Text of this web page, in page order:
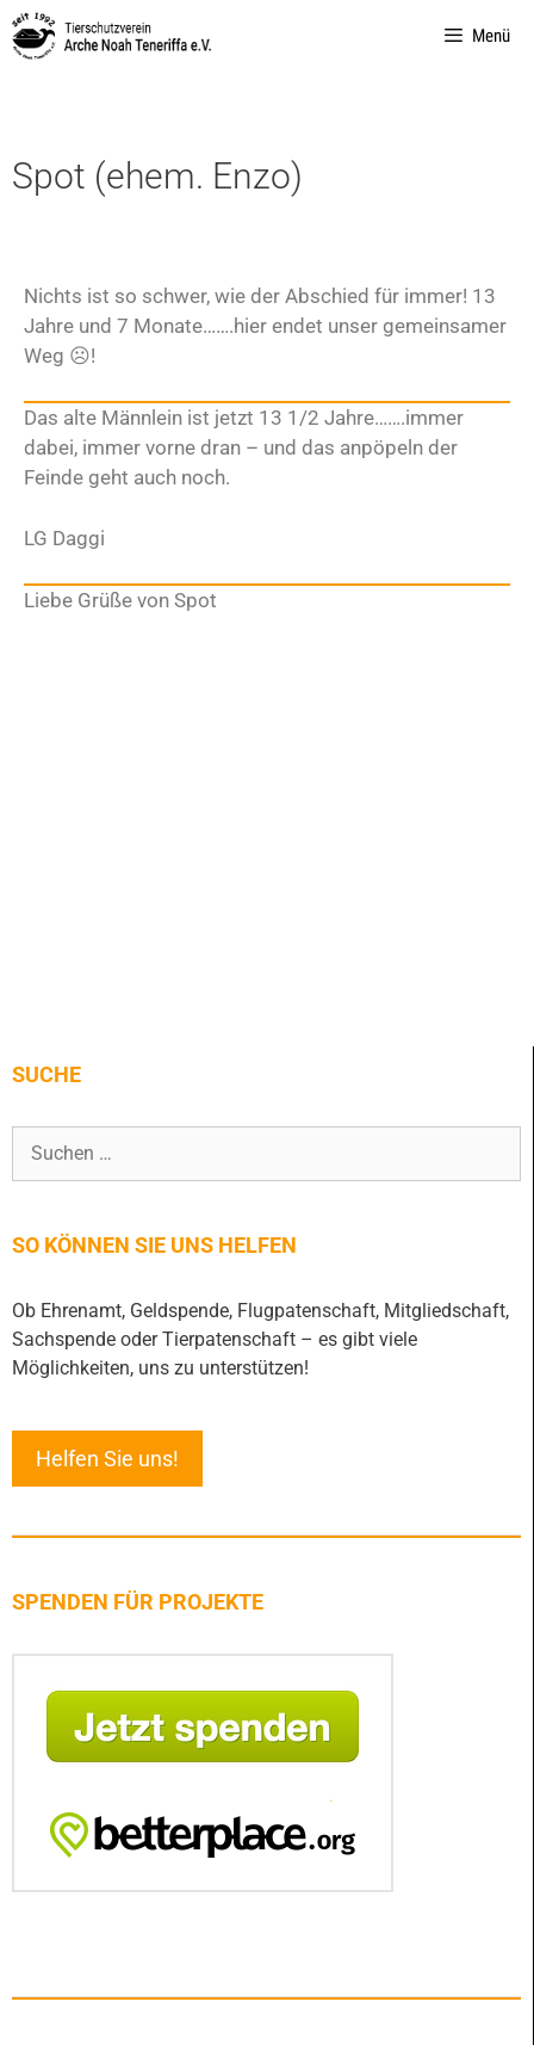
Menü
Spot (ehem. Enzo)
Nichts ist so schwer, wie der Abschied für immer! 13
Jahre und 7 Monate…….hier endet unser gemeinsamer
Weg ☹!
Das alte Männlein ist jetzt 13 1/2 Jahre…….immer
dabei, immer vorne dran – und das anpöpeln der
Feinde geht auch noch.
LG Daggi
Liebe Grüße von Spot
SUCHE
SO KÖNNEN SIE UNS HELFEN
Ob Ehrenamt, Geldspende, Flugpatenschaft, Mitgliedschaft,
Sachspende oder Tierpatenschaft – es gibt viele
Möglichkeiten, uns zu unterstützen!
Helfen Sie uns!
SPENDEN FÜR PROJEKTE